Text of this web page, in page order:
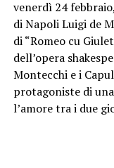
venerdì 24
di Napoli Luigi de
di “Romeo cu
dell’opera
Montecchi e i
protagoniste di
l’amore tra i due